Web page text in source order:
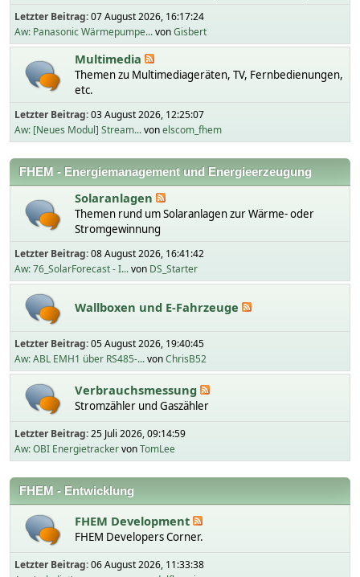
Letzter Beitrag:07 August 2026, 16:17:24
Aw: Panasonic Wärmepumpe...vonGisbert
Multimedia
Themen zu Multimediageräten, TV, Fernbedienungen,
etc.
Letzter Beitrag:03 August 2026, 12:25:07
Aw: [Neues Modul] Stream...vonelscom_fhem
FHEM - Energiemanagement und Energieerzeugung
Solaranlagen
Themen rund um Solaranlagen zur Wärme- oder
Stromgewinnung
Letzter Beitrag:08 August 2026, 16:41:42
Aw: 76_SolarForecast - I...von DS_Starter
Wallboxen und E-Fahrzeuge
Letzter Beitrag:05 August 2026, 19:40:45
Aw: ABL EMH1 über RS485-...vonChrisB52
Verbrauchsmessung
Stromzähler und Gaszähler
Letzter Beitrag:25 Juli 2026, 09:14:59
Aw: OBI EnergietrackervonTomLee
FHEM - Entwicklung
FHEM Development
FHEM Developers Corner.
Letzter Beitrag:06 August 2026, 11:33:38